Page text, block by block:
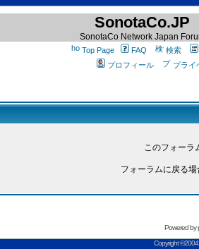
SonotaCo.JP
SonotaCo Network Japan
Top Page FAQ
検索
プロフィール
プライ
このフォーラ
フォーラムに戻る
Powered by
Copyright ©2004